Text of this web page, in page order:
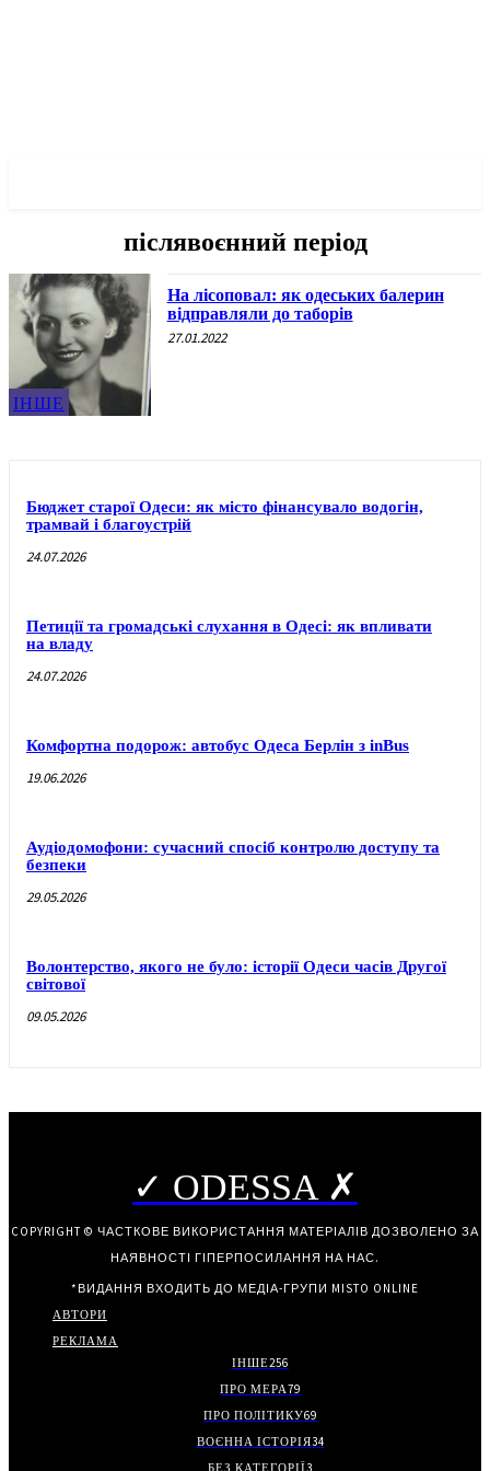
післявоєнний період
ІНШЕ
На лісоповал: як одеських балерин
відправляли до таборів
27.01.2022
Бюджет старої Одеси: як місто фінансувало водогін,
трамвай і благоустрій
24.07.2026
Петиції та громадські слухання в Одесі: як впливати
на владу
24.07.2026
Комфортна подорож: автобус Одеса Берлін з inBus
19.06.2026
Аудіодомофони: сучасний спосіб контролю доступу та
безпеки
29.05.2026
Волонтерство, якого не було: історії Одеси часів Другої
світової
09.05.2026
✓ ODESSA ✗
COPYRIGHT © ЧАСТКОВЕ ВИКОРИСТАННЯ МАТЕРІАЛІВ ДОЗВОЛЕНО ЗА
НАЯВНОСТІ ГІПЕРПОСИЛАННЯ НА НАС.
*ВИДАННЯ ВХОДИТЬ ДО МЕДІА-ГРУПИ MISTO ONLINE
АВТОРИ
РЕКЛАМА
ІНШЕ256
ПРО МЕРА79
ПРО ПОЛІТИКУ69
ВОЄННА ІСТОРІЯ34
БЕЗ КАТЕГОРІЇ3